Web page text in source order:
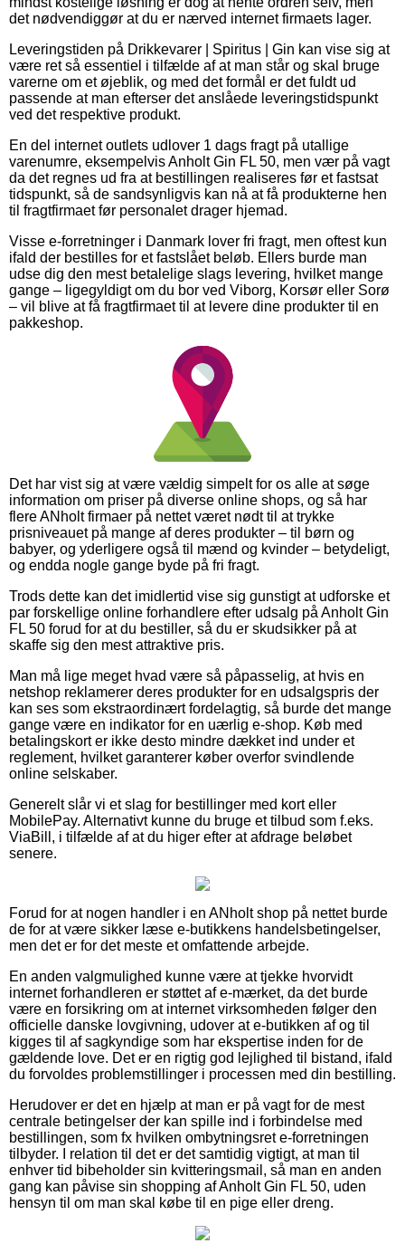
det nødvendiggør at du er nærved internet firmaets lager.
Leveringstiden på Drikkevarer | Spiritus | Gin kan vise sig at
være ret så essentiel i tilfælde af at man står og skal bruge
varerne om et øjeblik, og med det formål er det fuldt ud
passende at man efterser det anslåede leveringstidspunkt
ved det respektive produkt.
En del internet outlets udlover 1 dags fragt på utallige
varenumre, eksempelvis Anholt Gin FL 50, men vær på vagt
da det regnes ud fra at bestillingen realiseres før et fastsat
tidspunkt, så de sandsynligvis kan nå at få produkterne hen
til fragtfirmaet før personalet drager hjemad.
Visse e-forretninger i Danmark lover fri fragt, men oftest kun
ifald der bestilles for et fastslået beløb. Ellers burde man
udse dig den mest betalelige slags levering, hvilket mange
gange – ligegyldigt om du bor ved Viborg, Korsør eller Sorø
– vil blive at få fragtfirmaet til at levere dine produkter til en
pakkeshop.
Det har vist sig at være vældig simpelt for os alle at søge
information om priser på diverse online shops, og så har
flere ANholt firmaer på nettet været nødt til at trykke
prisniveauet på mange af deres produkter – til børn og
babyer, og yderligere også til mænd og kvinder – betydeligt,
og endda nogle gange byde på fri fragt.
Trods dette kan det imidlertid vise sig gunstigt at udforske et
par forskellige online forhandlere efter udsalg på Anholt Gin
FL 50 forud for at du bestiller, så du er skudsikker på at
skaffe sig den mest attraktive pris.
Man må lige meget hvad være så påpasselig, at hvis en
netshop reklamerer deres produkter for en udsalgspris der
kan ses som ekstraordinært fordelagtig, så burde det mange
gange være en indikator for en uærlig e-shop. Køb med
betalingskort er ikke desto mindre dækket ind under et
reglement, hvilket garanterer køber overfor svindlende
online selskaber.
Generelt slår vi et slag for bestillinger med kort eller
MobilePay. Alternativt kunne du bruge et tilbud som f.eks.
ViaBill, i tilfælde af at du higer efter at afdrage beløbet
senere.
Forud for at nogen handler i en ANholt shop på nettet burde
de for at være sikker læse e-butikkens handelsbetingelser,
men det er for det meste et omfattende arbejde.
En anden valgmulighed kunne være at tjekke hvorvidt
internet forhandleren er støttet af e-mærket, da det burde
være en forsikring om at internet virksomheden følger den
officielle danske lovgivning, udover at e-butikken af og til
kigges til af sagkyndige som har ekspertise inden for de
gældende love. Det er en rigtig god lejlighed til bistand, ifald
du forvoldes problemstillinger i processen med din bestilling.
Herudover er det en hjælp at man er på vagt for de mest
centrale betingelser der kan spille ind i forbindelse med
bestillingen, som fx hvilken ombytningsret e-forretningen
tilbyder. I relation til det er det samtidig vigtigt, at man til
enhver tid bibeholder sin kvitteringsmail, så man en anden
gang kan påvise sin shopping af Anholt Gin FL 50, uden
hensyn til om man skal købe til en pige eller dreng.